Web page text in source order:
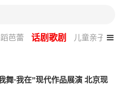
芭蕾 话剧歌剧 儿童亲子
舞·我在”现代作品展演 北京现